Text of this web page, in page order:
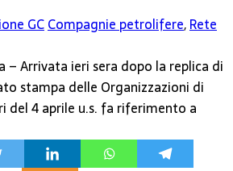
GCCompagnie petrolifere,Rete
Arrivata ieri sera dopo la replica di
stampa delle Organizzazioni di
del 4 aprile u.s. fa riferimento a